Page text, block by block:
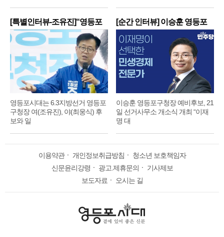
[특별인터뷰-조유진]“영등포
구
영등포시대는 6.3지방선거 영등포
구청장 여(조유진), 야(최웅식) 후
보와 일
[순간 인터뷰] 이승훈 영등포
구
이승훈 영등포구청장 예비후보, 21
일 선거사무소 개소식 개최 “이재
명 대
이용약관ㆍ 개인정보취급방침 ㆍ 청소년 보호책임자
신문윤리강령 ㆍ 광고.제휴문의 ㆍ 기사제보
보도자료ㆍ 오시는 길